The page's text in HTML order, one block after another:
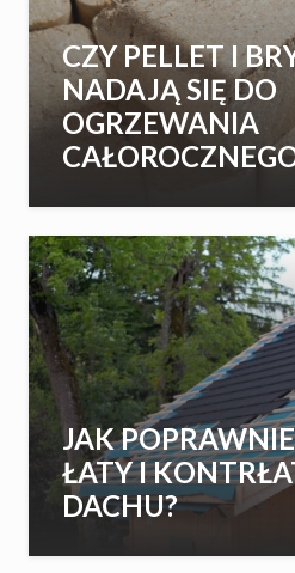
CZY PELLET I
NADAJĄ SIĘ DO
OGRZEWANIA
JAK
ŁATY I
DACHU?